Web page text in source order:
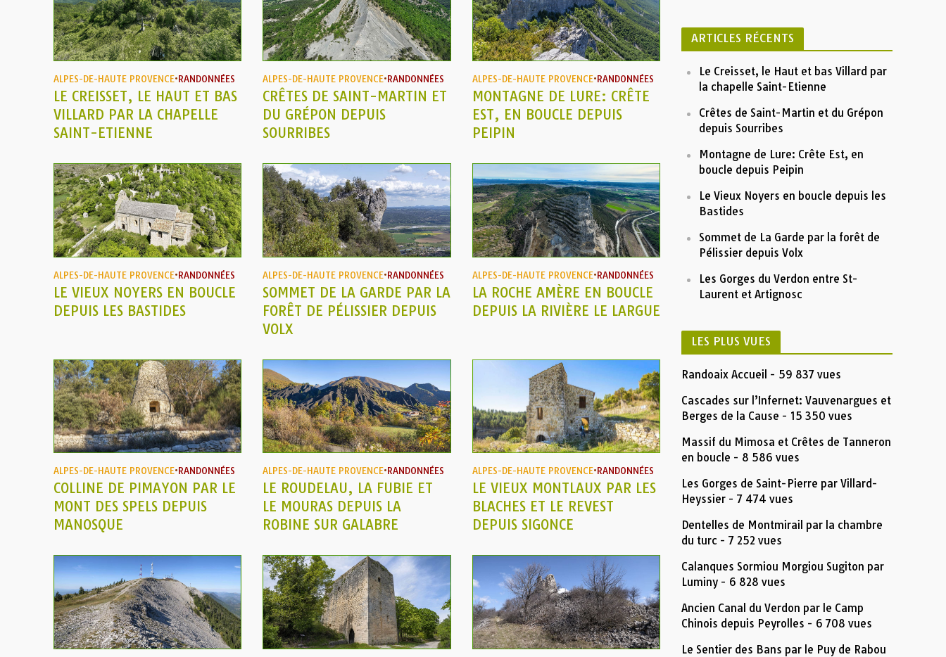
ALPES-DE-HAUTE PROVENCE•RANDONNÉES
LE CREISSET, LE HAUT ET BAS
VILLARD PAR LA CHAPELLE
SAINT-ETIENNE
ALPES-DE-HAUTE PROVENCE•RANDONNÉES
CRÊTES DE SAINT-MARTIN ET
DU GRÉPON DEPUIS
SOURRIBES
ALPES-DE-HAUTE PROVENCE•RANDONNÉES
MONTAGNE DE LURE: CRÊTE
EST, EN BOUCLE DEPUIS
PEIPIN
ALPES-DE-HAUTE PROVENCE•RANDONNÉES
LE VIEUX NOYERS EN BOUCLE
DEPUIS LES BASTIDES
ALPES-DE-HAUTE PROVENCE•RANDONNÉES
SOMMET DE LA GARDE PAR LA
FORÊT DE PÉLISSIER DEPUIS
VOLX
ALPES-DE-HAUTE PROVENCE•RANDONNÉES
LA ROCHE AMÈRE EN BOUCLE
DEPUIS LA RIVIÈRE LE LARGUE
ALPES-DE-HAUTE PROVENCE•RANDONNÉES
COLLINE DE PIMAYON PAR LE
MONT DES SPELS DEPUIS
MANOSQUE
ALPES-DE-HAUTE PROVENCE•RANDONNÉES
LE ROUDELAU, LA FUBIE ET
LE MOURAS DEPUIS LA
ROBINE SUR GALABRE
ALPES-DE-HAUTE PROVENCE•RANDONNÉES
LE VIEUX MONTLAUX PAR LES
BLACHES ET LE REVEST
DEPUIS SIGONCE
v
e
ARTICLES RÉCENTS
Le Creisset, le Haut et bas Villard par
la chapelle Saint-Etienne
Crêtes de Saint-Martin et du Grépon
depuis Sourribes
Montagne de Lure: Crête Est, en
boucle depuis Peipin
Le Vieux Noyers en boucle depuis les
Bastides
Sommet de La Garde par la forêt de
Pélissier depuis Volx
Les Gorges du Verdon entre St-
Laurent et Artignosc
LES PLUS VUES
Randoaix Accueil - 59 837 vues
Cascades sur l’Infernet: Vauvenargues et
Berges de la Cause - 15 350 vues
Massif du Mimosa et Crêtes de Tanneron
en boucle - 8 586 vues
Les Gorges de Saint-Pierre par Villard-
Heyssier - 7 474 vues
Dentelles de Montmirail par la chambre
du turc - 7 252 vues
Calanques Sormiou Morgiou Sugiton par
Luminy - 6 828 vues
Ancien Canal du Verdon par le Camp
Chinois depuis Peyrolles - 6 708 vues
Le Sentier des Bans par le Puy de Rabou